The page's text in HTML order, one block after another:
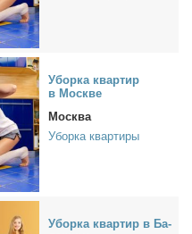
Убор­ка квар­тир
в Москве
Москва
Уборка квартиры
Убор­ка квар­тир в Ба­